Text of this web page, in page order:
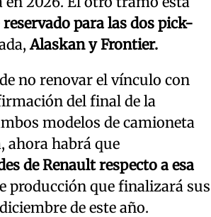
reservado para las dos pick-
Alaskan y Frontier.
no renovar el vínculo con
del final de la
modelos de camioneta
ahora habrá que
de Renault respecto a esa
producción que finalizará sus
de este año.